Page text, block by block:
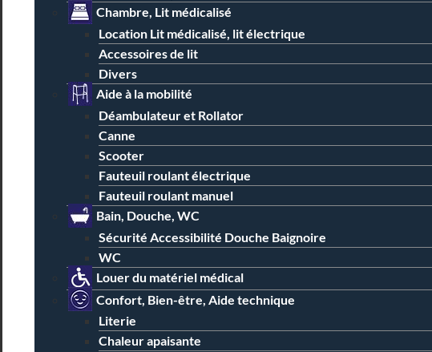
Chambre, Lit médicalisé
Location Lit médicalisé, lit électrique
Accessoires de lit
Divers
Aide à la mobilité
Déambulateur et Rollator
Canne
Scooter
Fauteuil roulant électrique
Fauteuil roulant manuel
Bain, Douche, WC
Sécurité Accessibilité Douche Baignoire
WC
Louer du matériel médical
Confort, Bien-être, Aide technique
Literie
Chaleur apaisante